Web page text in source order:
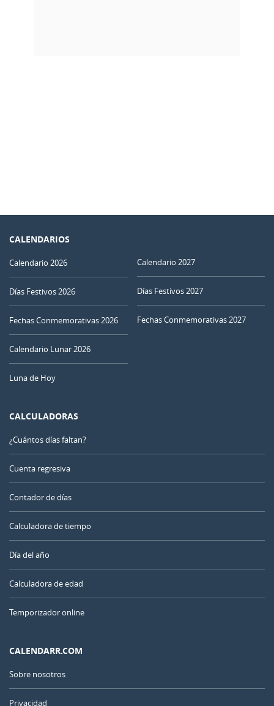
CALENDARIOS
Calendario 2026
Días Festivos 2026
Fechas Conmemorativas 2026
Calendario Lunar 2026
Luna de Hoy
Calendario 2027
Días Festivos 2027
Fechas Conmemorativas 2027
CALCULADORAS
¿Cuántos días faltan?
Cuenta regresiva
Contador de días
Calculadora de tiempo
Día del año
Calculadora de edad
Temporizador online
CALENDARR.COM
Sobre nosotros
Privacidad